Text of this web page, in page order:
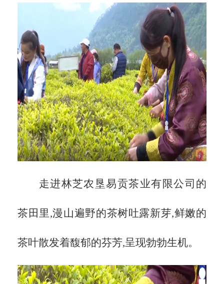
走进林芝农垦易贡茶业有限公司的
茶田里,漫山遍野的茶树吐露新芽,鲜嫩的
茶叶散发着馥郁的芬芳,呈现勃勃生机。